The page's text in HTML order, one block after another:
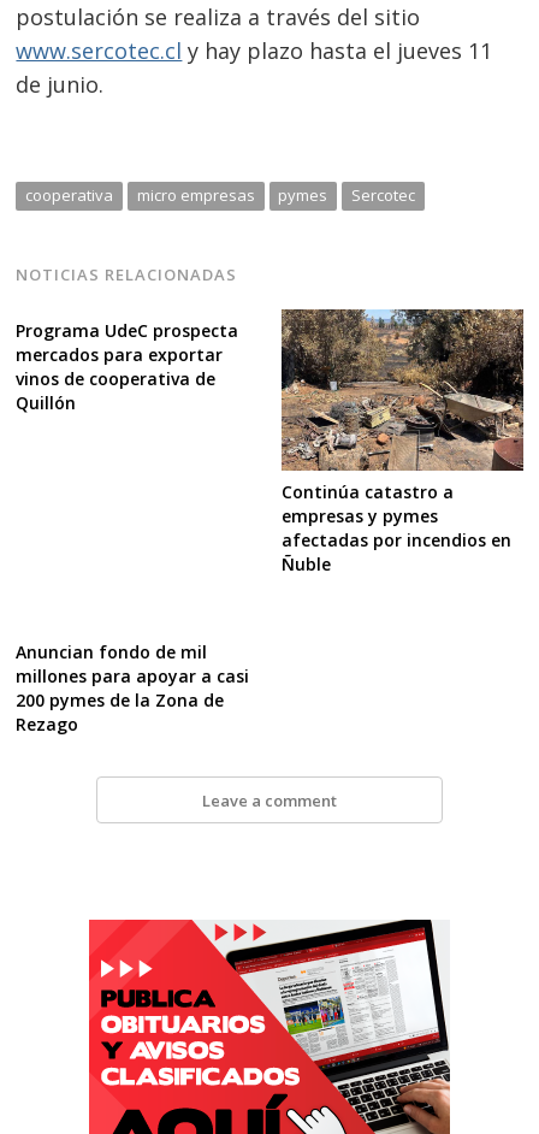
postulación se realiza a través del sitio
www.sercotec.cl y hay plazo hasta el jueves 11
de junio.
cooperativa micro empresas pymes Sercotec
NOTICIAS RELACIONADAS
Programa UdeC prospecta
mercados para exportar
vinos de cooperativa de
Quillón
Continúa catastro a
empresas y pymes
afectadas por incendios en
Ñuble
Anuncian fondo de mil
millones para apoyar a casi
200 pymes de la Zona de
Rezago
Leave a comment